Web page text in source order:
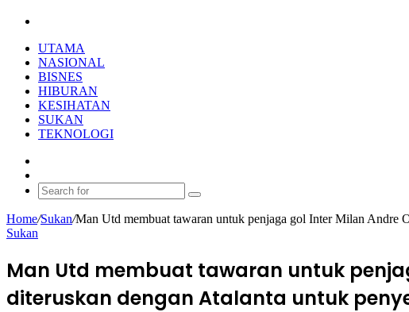
UTAMA
NASIONAL
BISNES
HIBURAN
KESIHATAN
SUKAN
TEKNOLOGI
skin
Search
Home/Sukan/Man Utd membuat tawaran untuk penjaga gol Inter Milan Andre
Sukan
Man Utd membuat tawaran untuk
diteruskan dengan Atalanta untuk